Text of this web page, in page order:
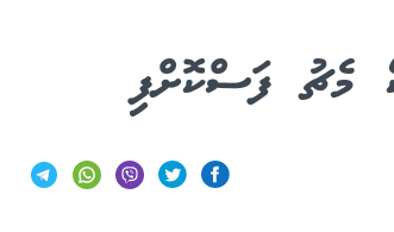
މެޗު ފަސްކޮށްފި